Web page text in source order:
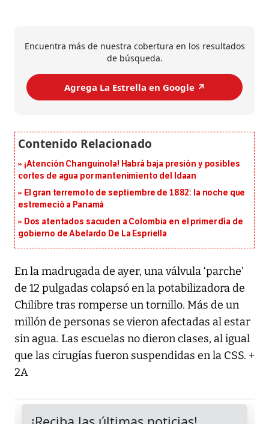
Encuentra más de nuestra cobertura en los resultados
de búsqueda.
Agrega La Estrella en Google ↗️
¡Atención Changuinola! Habrá baja presión y posibles
cortes de agua por mantenimiento del Idaan
El gran terremoto de septiembre de 1882: la noche que
estremeció a Panamá
Dos atentados sacuden a Colombia en el primer día de
gobierno de Abelardo De La Espriella
En la madrugada de ayer, una válvula ‘parche’
de 12 pulgadas colapsó en la potabilizadora de
Chilibre tras romperse un tornillo. Más de un
millón de personas se vieron afectadas al estar
sin agua. Las escuelas no dieron clases, al igual
que las cirugías fueron suspendidas en la CSS. +
2A